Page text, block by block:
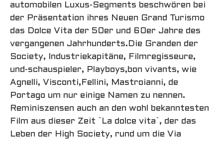
automobilen Luxus-Segments beschwören bei
der Präsentation ihres Neuen Grand Turismo
das Dolce Vita der 50er und 60er Jahre des
vergangenen Jahrhunderts.Die Granden der
Society, Industriekapitäne, Filmregisseure,
und-schauspieler, Playboys,bon vivants, wie
Agnelli, Visconti,Fellini, Mastroianni, de
Portago um nur einige Namen zu nennen.
Reminiszensen auch an den wohl bekanntesten
Film aus dieser Zeit `La dolce vita`, der das
Leben der High Society, rund um die Via